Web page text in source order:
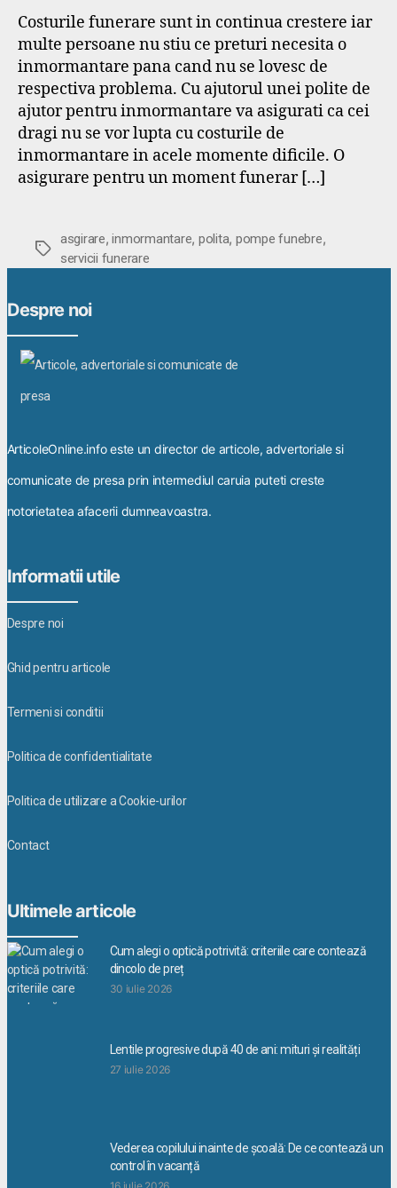
Costurile funerare sunt in continua crestere iar
multe persoane nu stiu ce preturi necesita o
inmormantare pana cand nu se lovesc de
respectiva problema. Cu ajutorul unei polite de
ajutor pentru inmormantare va asigurati ca cei
dragi nu se vor lupta cu costurile de
inmormantare in acele momente dificile. O
asigurare pentru un moment funerar […]
Etichete
asgirare,inmormantare, polita, pompe funebre,
servicii funerare
Despre noi
ArticoleOnline.info este un director de articole, advertoriale si
comunicate de presa prin intermediul caruia puteti creste
notorietatea afacerii dumneavoastra.
Informatii utile
Despre noi
Ghid pentru articole
Termeni si conditii
Politica de confidentialitate
Politica de utilizare a Cookie-urilor
Contact
Ultimele articole
Cum alegi o optică potrivită: criteriile care contează
dincolo de preț
30 iulie 2026
Lentile progresive după 40 de ani: mituri și realități
27 iulie 2026
Vederea copilului inainte de școală: De ce contează un
control în vacanță